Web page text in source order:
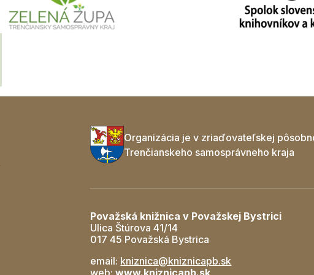
Organizácia je v zriaďovateľskej
Trenčianskeho samosprávneho kraja
Považská knižnica v Považskej Bystrici
Ulica Štúrova 41/14
017 45 Považská Bystrica
email: kniznica@kniznicapb.sk